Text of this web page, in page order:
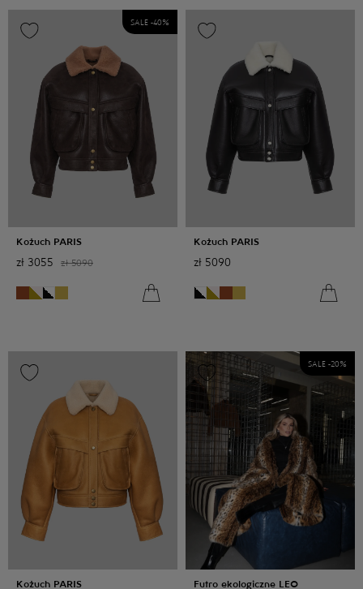
Kożuch PARIS
zł 3055 zł 5090
SALE -40 %
Kożuch PARIS
zł 5090
Kożuch PARIS Futro ekologiczne LEO
SALE -20 %